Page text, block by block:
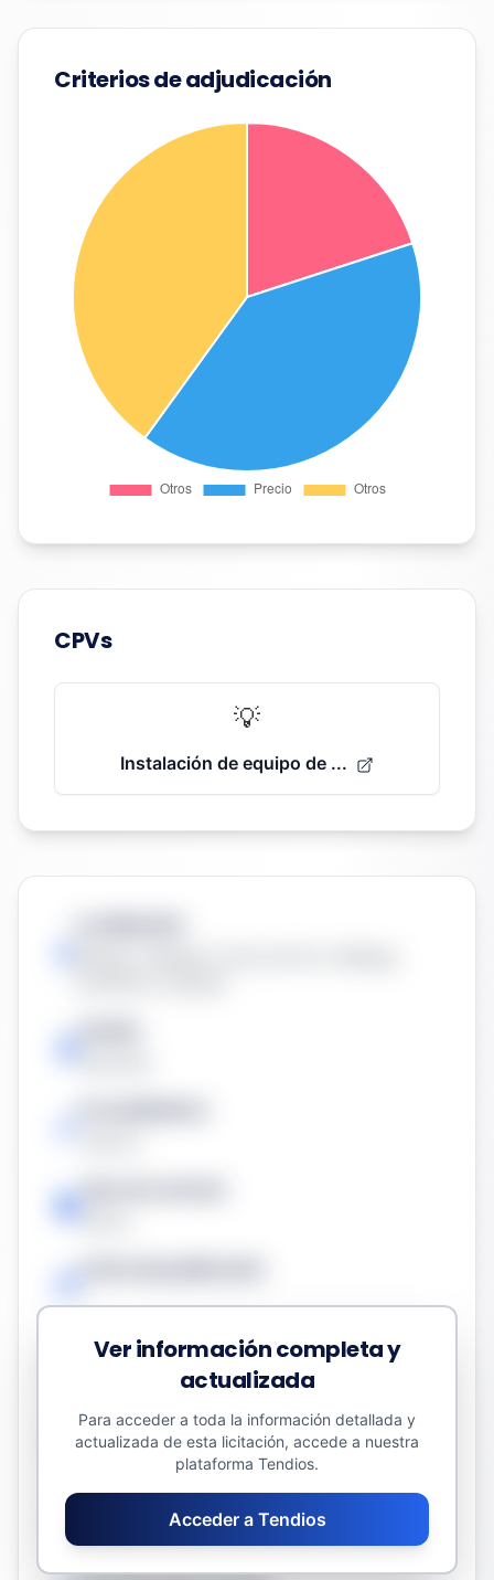
Criterios de adjudicación
CPVs
💡
Instalación de equipo de ...
-
Presupuesto sin impuestos
455.726,66 €
Valor estimado del contrato
455.726,66 €
Fecha límite
Ver información completa y
actualizada
Para acceder a toda la información detallada y
actualizada de esta licitación, accede a nuestra
plataforma Tendios.
Acceder a Tendios